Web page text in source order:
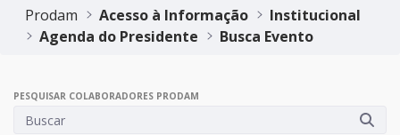
Prodam
Acesso à Informação
Institucional
Agenda do Presidente
Busca Evento
PESQUISAR COLABORADORES PRODAM